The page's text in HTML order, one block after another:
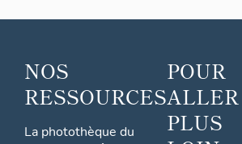
NOS
RESSOURCES
La photothèque du
POUR
ALLER
PLUS